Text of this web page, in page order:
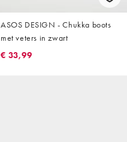
ASOS DESIGN - Chukka boots
met veters in zwart
€ 33,99